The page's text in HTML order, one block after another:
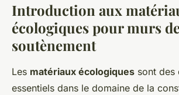
Introduction aux
écologiques pour murs
soutènement
Les matériaux écologiques sont des
essentiels dans le domaine de la